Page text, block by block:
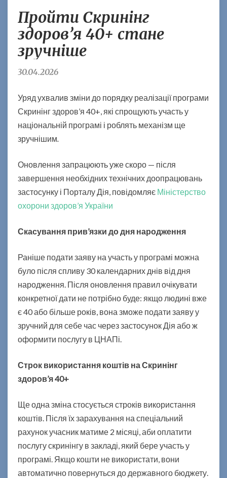
р
н
і
о
р
0
+
с
н
е
з
ш
е
Пройти Скринінг
здоров’я 40+ стане
зручніше
30.04.2026
Уряд ухвалив зміни до порядку реалізації програми
Скринінг здоров’я 40+, які спрощують участь у
національній програмі і роблять механізм ще
зручнішим.
Оновлення запрацюють уже скоро — після
завершення необхідних технічних доопрацювань
застосунку і Порталу Дія, повідомляє Міністерство
охорони здоров’я України
Скасування прив’язки до дня народження
Раніше подати заяву на участь у програмі можна
було після спливу 30 календарних днів від дня
народження. Після оновлення правил очікувати
конкретної дати не потрібно буде: якщо людині вже
є 40 або більше років, вона зможе подати заяву у
зручний для себе час через застосунок Дія або ж
оформити послугу в ЦНАПі.
Строк використання коштів на Скринінг
здоров’я 40+
Ще одна зміна стосується строків використання
коштів. Після їх зарахування на спеціальний
рахунок учасник матиме 2 місяці, аби оплатити
послугу скринінгу в закладі, який бере участь у
програмі. Якщо кошти не використати, вони
автоматично повернуться до державного бюджету.